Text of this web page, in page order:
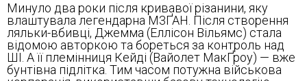
Минуло два роки після кривавої різанини, яку
влаштувала легендарна М3ҐАН. Після створення
ляльки-вбивці, Джемма (Еллісон Вільямс) стала
відомою авторкою та бореться за контроль над
ШІ. А її племінниця Кейді (Вайолет МакҐроу) — вже
бунтівна підлітка. Тим часом потужна військова